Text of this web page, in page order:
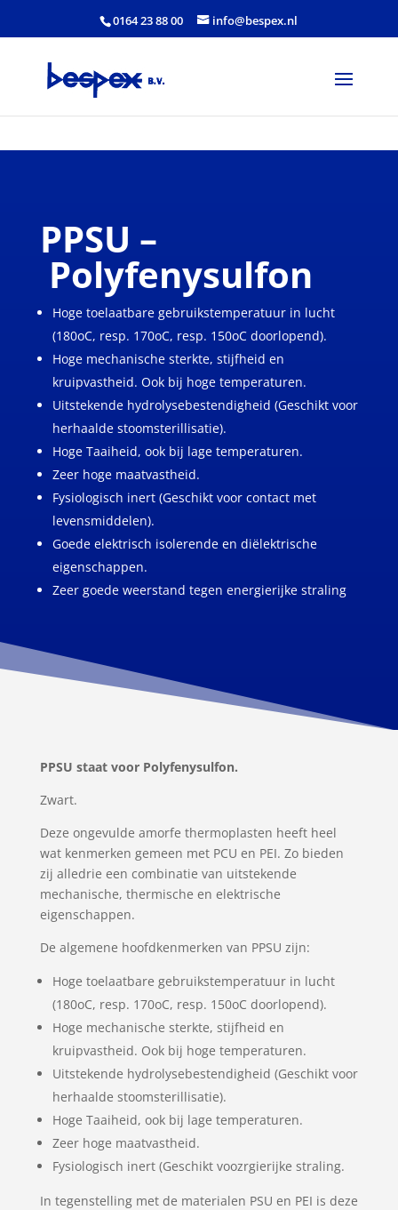
0164 23 88 00 info@bespex.nl
PPSU –
Polyfenysulfon
Hoge toelaatbare gebruikstemperatuur in lucht
(180oC, resp. 170oC, resp. 150oC doorlopend).
Hoge mechanische sterkte, stijfheid en
kruipvastheid. Ook bij hoge temperaturen.
Uitstekende hydrolysebestendigheid (Geschikt voor
herhaalde stoomsterillisatie).
Hoge Taaiheid, ook bij lage temperaturen.
Zeer hoge maatvastheid.
Fysiologisch inert (Geschikt voor contact met
levensmiddelen).
Goede elektrisch isolerende en diëlektrische
eigenschappen.
Zeer goede weerstand tegen energierijke straling
PPSU staat voor Polyfenysulfon.
Zwart.
Deze ongevulde amorfe thermoplasten heeft heel
wat kenmerken gemeen met PCU en PEI. Zo bieden
zij alledrie een combinatie van uitstekende
mechanische, thermische en elektrische
eigenschappen.
De algemene hoofdkenmerken van PPSU zijn:
Hoge toelaatbare gebruikstemperatuur in lucht
(180oC, resp. 170oC, resp. 150oC doorlopend).
Hoge mechanische sterkte, stijfheid en
kruipvastheid. Ook bij hoge temperaturen.
Uitstekende hydrolysebestendigheid (Geschikt voor
herhaalde stoomsterillisatie).
Hoge Taaiheid, ook bij lage temperaturen.
Zeer hoge maatvastheid.
Fysiologisch inert (Geschikt voozrgierijke straling.
In tegenstelling met de materialen PSU en PEI is deze